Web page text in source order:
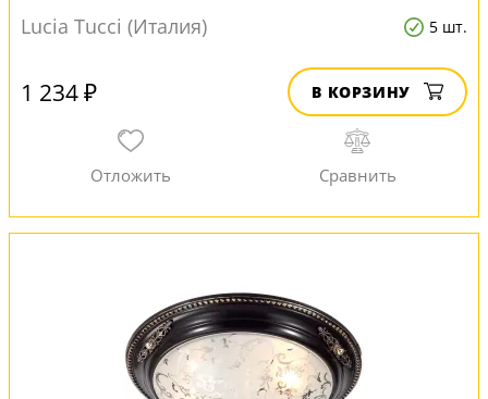
Lucia Tucci (Италия)
5 шт.
1 234 ₽ В КОРЗИНУ